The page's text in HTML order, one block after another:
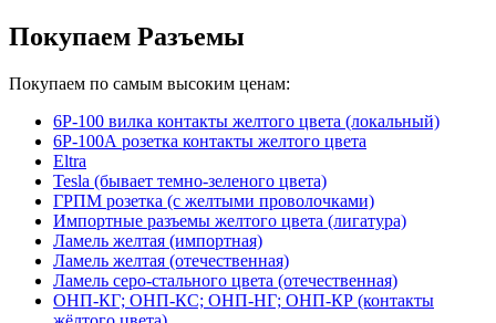
Покупаем Разъемы
Покупаем по самым высоким ценам:
6Р-100 вилка контакты желтого цвета (локальный)
6Р-100А розетка контакты желтого цвета
Eltra
Tesla (бывает темно-зеленого цвета)
ГРПМ розетка (с желтыми проволочками)
Импортные разъемы желтого цвета (лигатура)
Ламель желтая (импортная)
Ламель желтая (отечественная)
Ламель серо-стального цвета (отечественная)
ОНП-КГ; ОНП-КС; ОНП-НГ; ОНП-КР (контакты